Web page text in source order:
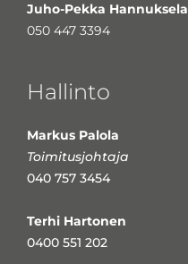
Juho-Pekka Hannuksela
050 447 3394
Hallinto
Markus Palola
Toimitusjohtaja
040 757 3454
Terhi Hartonen
0400 551 202